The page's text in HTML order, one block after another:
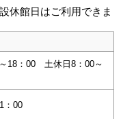
休館日はご利用できま
18：00 土休日8：00～
：00